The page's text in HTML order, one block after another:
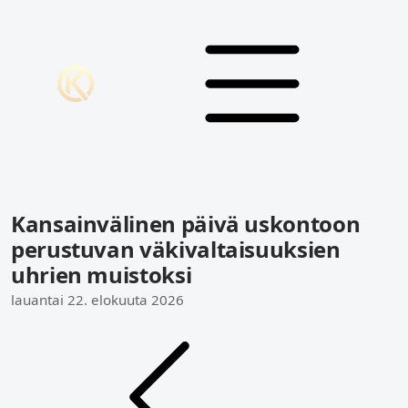
Kansainvälinen päivä uskontoon
perustuvan väkivaltaisuuksien
uhrien muistoksi
lauantai 22. elokuuta 2026